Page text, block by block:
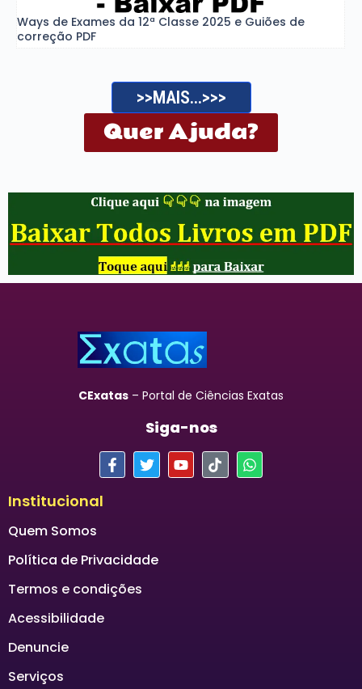
Ways de Exames da 12ª Classe 2025 e Guiões de
correção PDF
>>MAIS...>>>
Quer Ajuda?
CExatas – Portal de Ciências Exatas
Siga-nos
Institucional
Quem Somos
Política de Privacidade
Termos e condições
Acessibilidade
Denuncie
Serviços